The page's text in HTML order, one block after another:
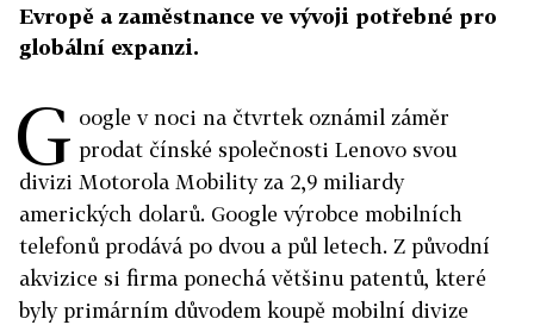
Evropě a zaměstnance ve vývoji potřebné pro
globální expanzi.
G oogle v noci na čtvrtek oznámil záměr
prodat čínské společnosti Lenovo svou
divizi Motorola Mobility za 2,9 miliardy
amerických dolarů. Google výrobce mobilních
telefonů prodává po dvou a půl letech. Z původní
akvizice si firma ponechá většinu patentů, které
byly primárním důvodem koupě mobilní divize